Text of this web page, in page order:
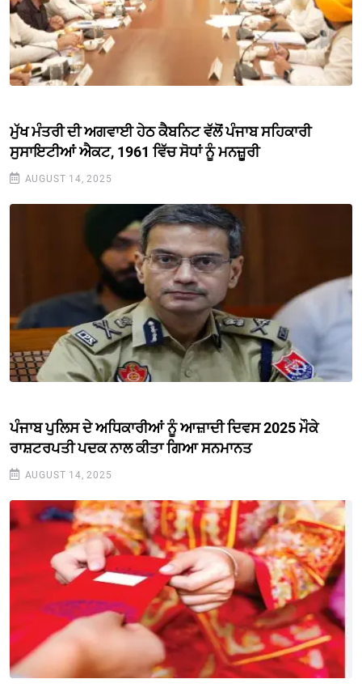
ਮੁੱਖ ਮੰਤਰੀ ਦੀ ਅਗਵਾਈ ਹੇਠ ਕੈਬਨਿਟ ਵੱਲੋਂ ਪੰਜਾਬ ਸਹਿਕਾਰੀ
ਸੁਸਾਇਟੀਆਂ ਐਕਟ, 1961 ਵਿੱਚ ਸੋਧਾਂ ਨੂੰ ਮਨਜ਼ੂਰੀ
AUGUST 14, 2025
ਪੰਜਾਬ ਪੁਲਿਸ ਦੇ ਅਧਿਕਾਰੀਆਂ ਨੂੰ ਆਜ਼ਾਦੀ ਦਿਵਸ 2025 ਮੌਕੇ
ਰਾਸ਼ਟਰਪਤੀ ਪਦਕ ਨਾਲ ਕੀਤਾ ਗਿਆ ਸਨਮਾਨਤ
AUGUST 14, 2025